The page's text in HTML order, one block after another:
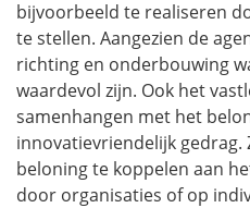
bijvoorbeeld te realiseren
te stellen. Aangezien de
richting en onderbouwing
waardevol zijn. Ook het
samenhangen met het
innovatievriendelijk gedrag.
beloning te koppelen aan
door organisaties of op